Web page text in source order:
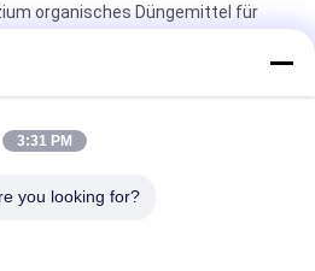
organisches Düngemittel für
Dünger für die Landwirtschaft
3:31 PM
you looking for?